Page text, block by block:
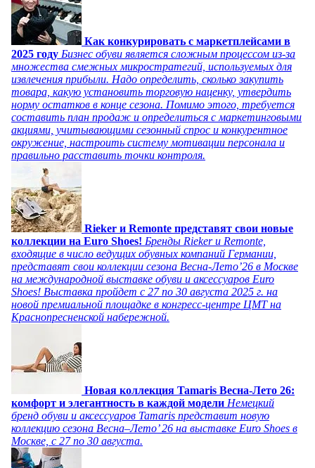
Как конкурировать с маркетплейсами в
2025 году Бизнес обуви является сложным процессом из-за
множества смежных микростратегий, используемых для
извлечения прибыли. Надо определить, сколько закупить
товара, какую установить торговую наценку, утвердить
норму остатков в конце сезона. Помимо этого, требуется
составить план продаж и определиться с маркетинговыми
акциями, учитывающими сезонный спрос и конкурентное
окружение, настроить систему мотивации персонала и
правильно расставить точки контроля.
Rieker и Remonte представят свои новые
коллекции на Euro Shoes! Бренды Rieker и Remonte,
входящие в число ведущих обувных компаний Германии,
представят свои коллекции сезона Весна-Лето’26 в Москве
на международной выставке обуви и аксессуаров Euro
Shoes! Выставка пройдет c 27 по 30 августа 2025 г. на
новой премиальной площадке в конгресс-центре ЦМТ на
Краснопресненской набережной.
Новая коллекция Tamaris Весна-Лето 26:
комфорт и элегантность в каждой модели Немецкий
бренд обуви и аксессуаров Tamaris представит новую
коллекцию сезона Весна–Лето’ 26 на выставке Euro Shoes в
Москве, с 27 по 30 августа.